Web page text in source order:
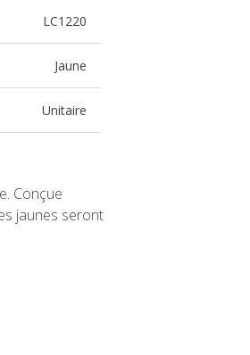
LC1220
Jaune
Unitaire
Conçue
jaunes seront